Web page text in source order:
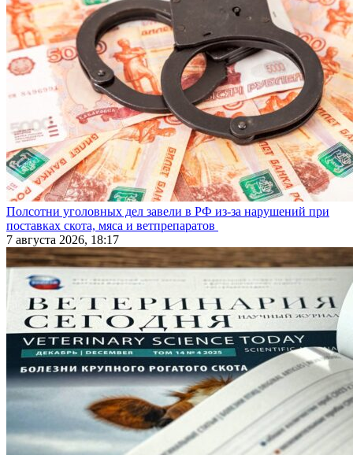
Полсотни уголовных дел завели в РФ из-за нарушений при
поставках скота, мяса и ветпрепаратов
7 августа 2026, 18:17